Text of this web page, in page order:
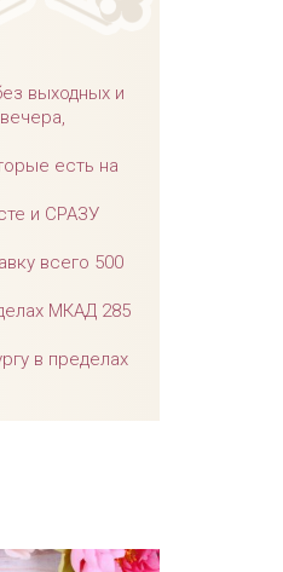
выходных и
есть на
и СРАЗУ
всего 500
МКАД 285
в пределах